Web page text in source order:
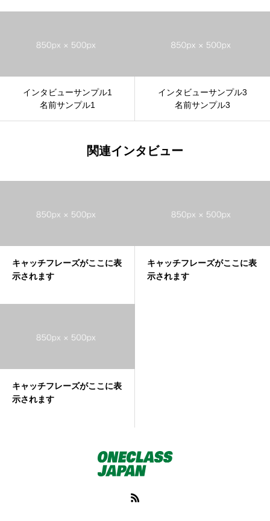
インタビューサンプル1
名前サンプル1
インタビューサンプル3
名前サンプル3
関連インタビュー
キャッチフレーズがここに表
示されます
キャッチフレーズがここに表
示されます
キャッチフレーズがここに表
示されます